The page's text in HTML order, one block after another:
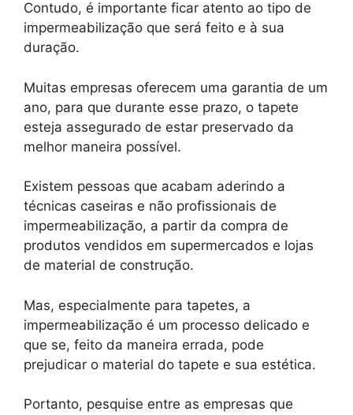
Contudo, é importante ficar atento ao tipo de
impermeabilização que será feito e à sua
duração.
Muitas empresas oferecem uma garantia de um
ano, para que durante esse prazo, o tapete
esteja assegurado de estar preservado da
melhor maneira possível.
Existem pessoas que acabam aderindo a
técnicas caseiras e não profissionais de
impermeabilização, a partir da compra de
produtos vendidos em supermercados e lojas
de material de construção.
Mas, especialmente para tapetes, a
impermeabilização é um processo delicado e
que se, feito da maneira errada, pode
prejudicar o material do tapete e sua estética.
Portanto, pesquise entre as empresas que